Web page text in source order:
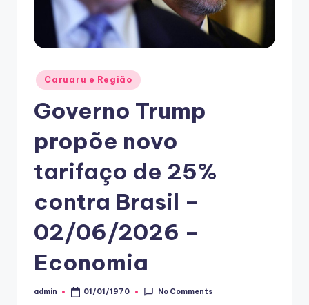
Posted
in
Caruaru e Região
Governo Trump
propõe novo
tarifaço de 25%
contra Brasil –
02/06/2026 –
Economia
Posted
admin 01/01/1970 No Comments